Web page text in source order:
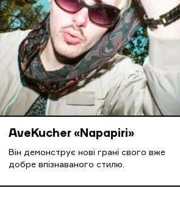
AveKucher «Napapiri»
Він демонструє нові грані свого вже
добре впізнаваного стилю.